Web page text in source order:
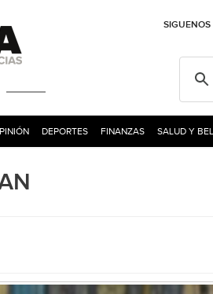
SIGUENOS
DEPORTES FINANZAS SALUD Y